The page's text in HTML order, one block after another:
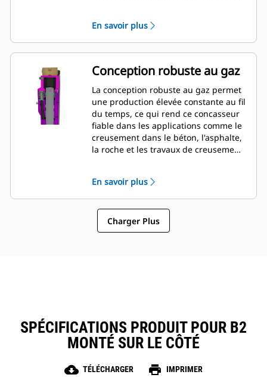
clé. Les canalisations hydrauliques et
la pression de la tête arrière peuvent
être vérifiées et modifiées pendant le
montage du disjoncteur sur la
machine, ce qui permet une
surveillance rapide de l'état du
disjoncteur.
En savoir plus
Conception robuste au gaz
La conception robuste au gaz permet
une production élevée constante au fil
du temps, ce qui rend ce concasseur
fiable dans les applications comme le
creusement dans le béton, l'asphalte,
la roche et les travaux de creusement
En savoir plus
Charger Plus
SPÉCIFICATIONS PRODUIT POUR B2
MONTÉ SUR LE CÔTÉ
cloud_download TÉLÉCHARGER print IMPRIMER